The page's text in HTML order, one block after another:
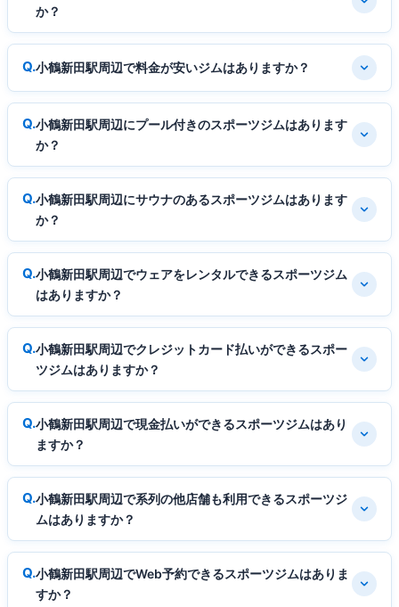
か？
小鶴新田駅周辺で料金が安いジムはありますか？
小鶴新田駅周辺にプール付きのスポーツジムはあります
か？
小鶴新田駅周辺にサウナのあるスポーツジムはあります
か？
小鶴新田駅周辺でウェアをレンタルできるスポーツジム
はありますか？
小鶴新田駅周辺でクレジットカード払いができるスポー
ツジムはありますか？
小鶴新田駅周辺で現金払いができるスポーツジムはあり
ますか？
小鶴新田駅周辺で系列の他店舗も利用できるスポーツジ
ムはありますか？
小鶴新田駅周辺でWeb予約できるスポーツジムはありま
すか？